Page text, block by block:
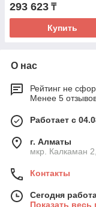
293 623 ₸
Купить
О нас
Рейтинг не
Менее 5
Работает с
г. Алматы
мкр. Калкаман
Контакты
Сегодня
Показать